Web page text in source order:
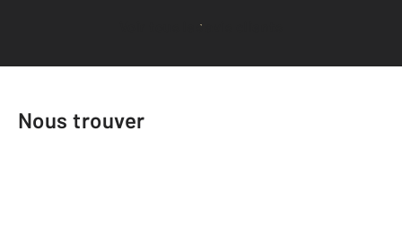
Voir tous les avis clients
Nous trouver